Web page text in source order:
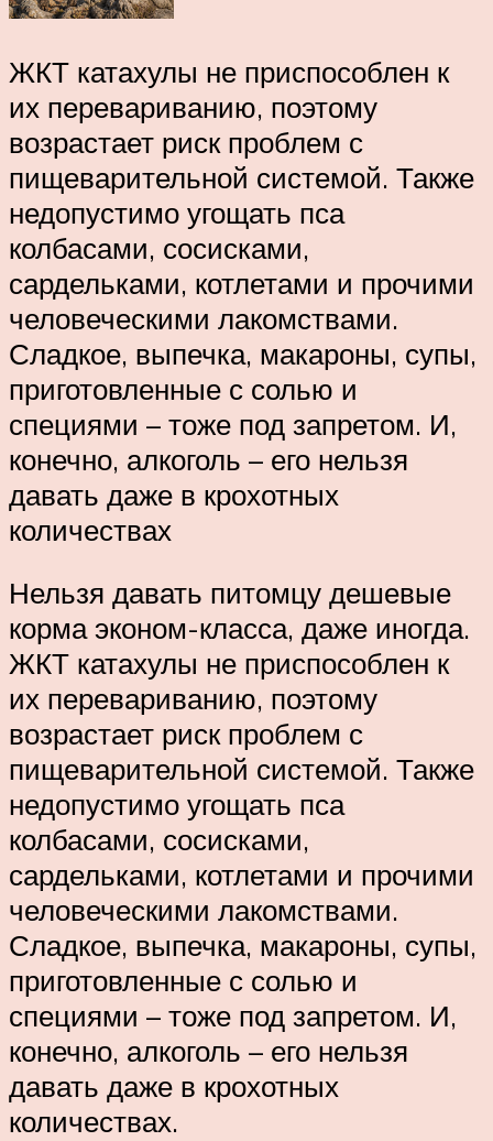
ЖКТ катахулы не приспособлен к
их перевариванию, поэтому
возрастает риск проблем с
пищеварительной системой. Также
недопустимо угощать пса
колбасами, сосисками,
сардельками, котлетами и прочими
человеческими лакомствами.
Сладкое, выпечка, макароны, супы,
приготовленные с солью и
специями – тоже под запретом. И,
конечно, алкоголь – его нельзя
давать даже в крохотных
количествах
Нельзя давать питомцу дешевые
корма эконом-класса, даже иногда.
ЖКТ катахулы не приспособлен к
их перевариванию, поэтому
возрастает риск проблем с
пищеварительной системой. Также
недопустимо угощать пса
колбасами, сосисками,
сардельками, котлетами и прочими
человеческими лакомствами.
Сладкое, выпечка, макароны, супы,
приготовленные с солью и
специями – тоже под запретом. И,
конечно, алкоголь – его нельзя
давать даже в крохотных
количествах.